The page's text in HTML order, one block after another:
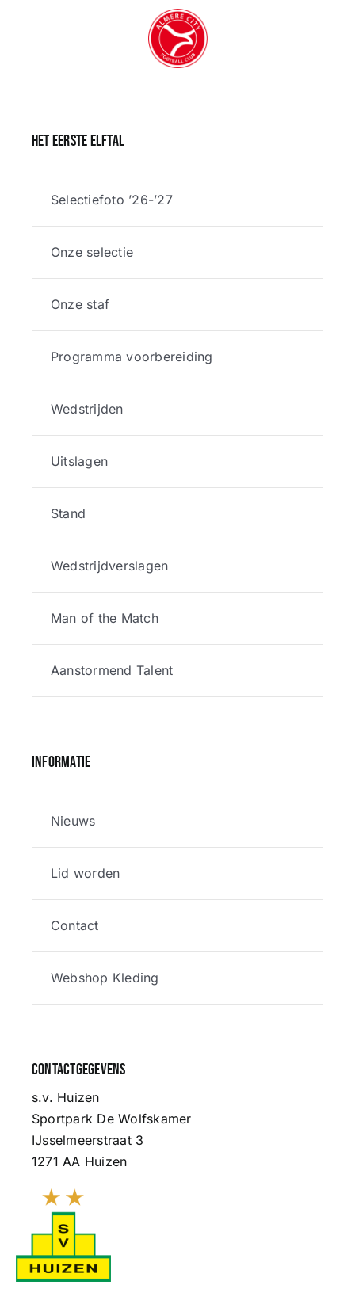
Het eerste elftal
Selectiefoto ’26-’27
Onze selectie
Onze staf
Programma voorbereiding
Wedstrijden
Uitslagen
Stand
Wedstrijdverslagen
Man of the Match
Aanstormend Talent
Informatie
Nieuws
Lid worden
Contact
Webshop Kleding
Contactgegevens
s.v. Huizen
Sportpark De Wolfskamer
IJsselmeerstraat 3
1271 AA Huizen